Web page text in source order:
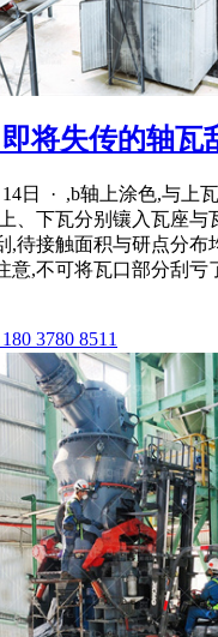
将失传的轴瓦
14日 · ,b轴上涂色,与上
、下瓦分别镶入瓦座与
,待接触面积与研点分布
意,不可将瓦口部分刮亏
3780 8511